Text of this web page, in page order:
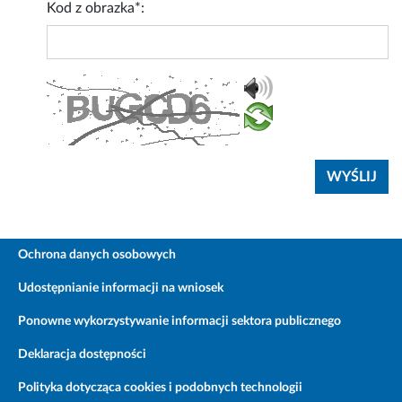
Kod z obrazka*:
Ochrona danych osobowych
Udostępnianie informacji na wniosek
Ponowne wykorzystywanie informacji sektora publicznego
Deklaracja dostępności
Polityka dotycząca cookies i podobnych technologii